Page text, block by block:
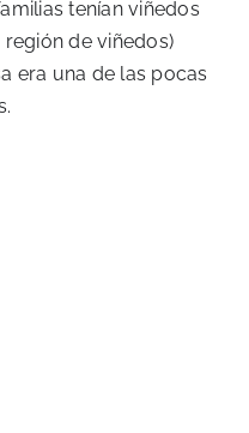
tenían viñedos
región de viñedos)
era una de las pocas